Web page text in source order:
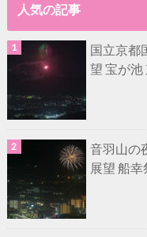
人気の記事
国立京都
望 宝が池
音羽山の
展望 船幸